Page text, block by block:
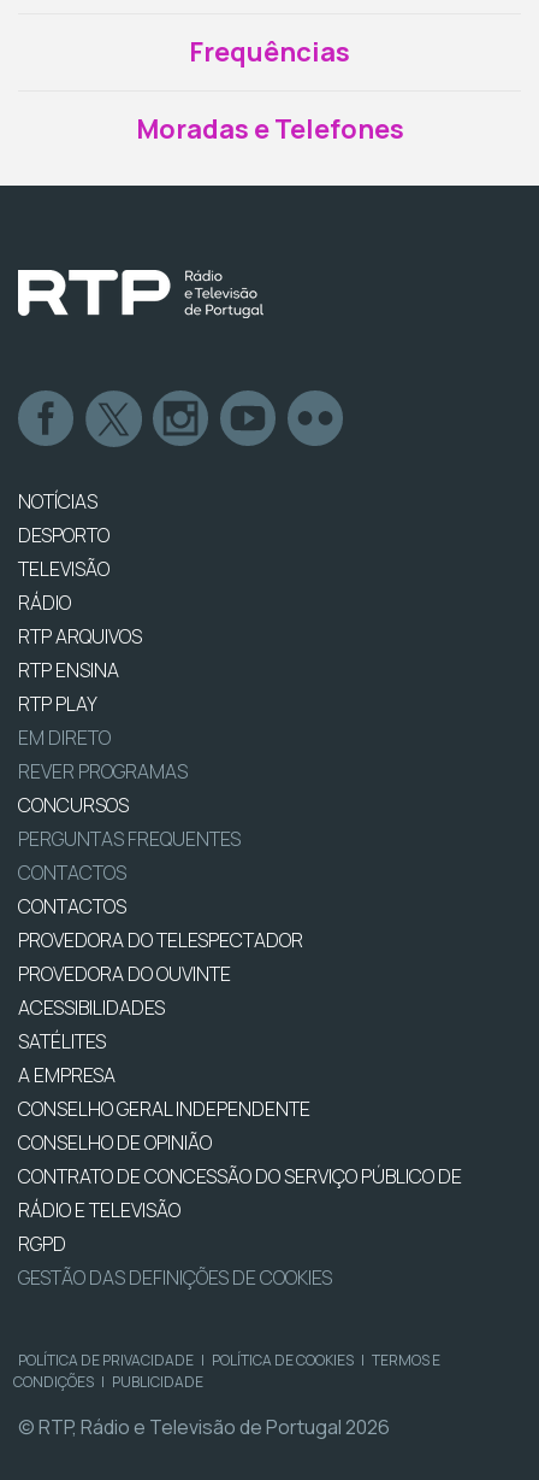
Frequências
Moradas e Telefones
NOTÍCIAS
DESPORTO
TELEVISÃO
RÁDIO
RTP ARQUIVOS
RTP ENSINA
RTP PLAY
EM DIRETO
REVER PROGRAMAS
CONCURSOS
PERGUNTAS FREQUENTES
CONTACTOS
CONTACTOS
PROVEDORA DO TELESPECTADOR
PROVEDORA DO OUVINTE
ACESSIBILIDADES
SATÉLITES
A EMPRESA
CONSELHO GERAL INDEPENDENTE
CONSELHO DE OPINIÃO
CONTRATO DE CONCESSÃO DO SERVIÇO PÚBLICO DE
RÁDIO E TELEVISÃO
RGPD
GESTÃO DAS DEFINIÇÕES DE COOKIES
POLÍTICA DE PRIVACIDADE | POLÍTICA DE COOKIES | TERMOS E
CONDIÇÕES | PUBLICIDADE
© RTP, Rádio e Televisão de Portugal 2026